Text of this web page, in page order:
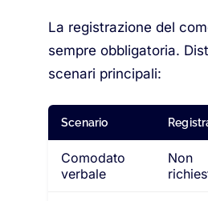
La registrazione del
sempre obbligatoria.
scenari principali:
Scenario
Comodato
verbale
Non